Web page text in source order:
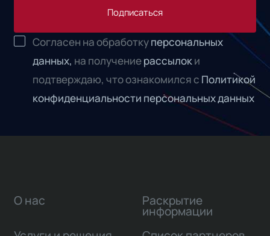
Подписаться
Согласен на обработкуперсональных
данных, на получениерассылоки
подтверждаю, что ознакомился с Политикой
конфиденциальности персональных данных
О нас Раскрытие
информации